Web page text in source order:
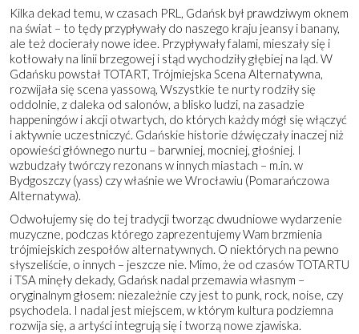
Kilka dekad temu, w czasach PRL, Gdańsk był prawdziwym oknem
na świat – to tędy przypływały do naszego kraju jeansy i banany,
ale też docierały nowe idee. Przypływały falami, mieszały się i
kotłowały na linii brzegowej i stąd wychodziły głębiej na ląd. W
Gdańsku powstał TOTART, Trójmiejska Scena Alternatywna,
rozwijała się scena yassową, Wszystkie te nurty rodziły się
oddolnie, z daleka od salonów, a blisko ludzi, na zasadzie
happeningów i akcji otwartych, do których każdy mógł się włączyć
i aktywnie uczestniczyć. Gdańskie historie dźwięczały inaczej niż
opowieści głównego nurtu – barwniej, mocniej, głośniej. I
wzbudzały twórczy rezonans w innych miastach – m.in. w
Bydgoszczy (yass) czy właśnie we Wrocławiu (Pomarańczowa
Alternatywa).
Odwołujemy się do tej tradycji tworząc dwudniowe wydarzenie
muzyczne, podczas którego zaprezentujemy Wam brzmienia
trójmiejskich zespołów alternatywnych. O niektórych na pewno
słyszeliście, o innych – jeszcze nie. Mimo, że od czasów TOTARTU
i TSA minęły dekady, Gdańsk nadal przemawia własnym –
oryginalnym głosem: niezależnie czy jest to punk, rock, noise, czy
psychodela. I nadal jest miejscem, w którym kultura podziemna
rozwija się, a artyści integrują się i tworzą nowe zjawiska.